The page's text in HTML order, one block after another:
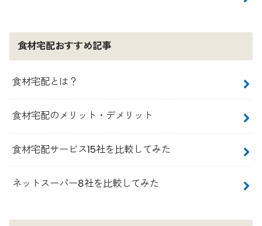
食材宅配おすすめ記事
食材宅配とは？
食材宅配のメリット・デメリット
食材宅配サービス15社を比較してみた
ネットスーパー8社を比較してみた